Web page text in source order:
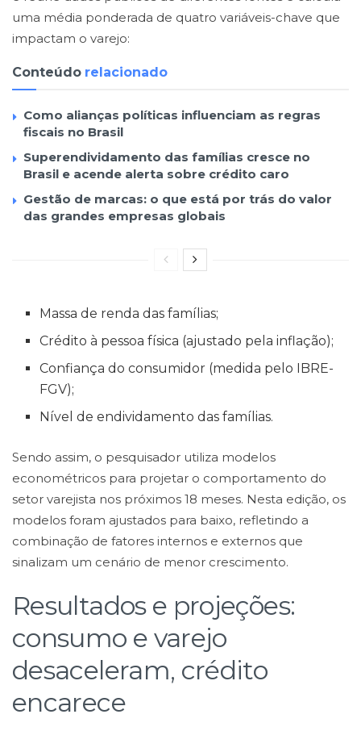
uma média ponderada de quatro variáveis-chave que
impactam o varejo:
Conteúdo relacionado
Como alianças políticas influenciam as regras
fiscais no Brasil
Superendividamento das famílias cresce no
Brasil e acende alerta sobre crédito caro
Gestão de marcas: o que está por trás do valor
das grandes empresas globais
Massa de renda das famílias;
Crédito à pessoa física (ajustado pela inflação);
Confiança do consumidor (medida pelo IBRE-
FGV);
Nível de endividamento das famílias.
Sendo assim, o pesquisador utiliza modelos
econométricos para projetar o comportamento do
setor varejista nos próximos 18 meses. Nesta edição, os
modelos foram ajustados para baixo, refletindo a
combinação de fatores internos e externos que
sinalizam um cenário de menor crescimento.
Resultados e projeções:
consumo e varejo
desaceleram, crédito
encarece